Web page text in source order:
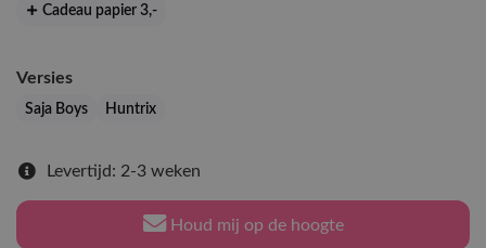
Cadeau papier 3,-
Versies
Saja Boys Huntrix
Levertijd: 2-3 weken
Houd mij op de hoogte